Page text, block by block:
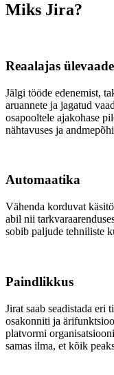
Miks Jira?
Reaalajas ülevaade
Jälgi tööde edenemist,
aruannete ja jagatud
osapooltele ajakohase
nähtavuses ja
Automaatika
Vähenda korduvat
abil nii
sobib paljude tehniliste
Paindlikkus
Jirat saab seadistada
osakonniti ja
platvormi
samas ilma, et kõik